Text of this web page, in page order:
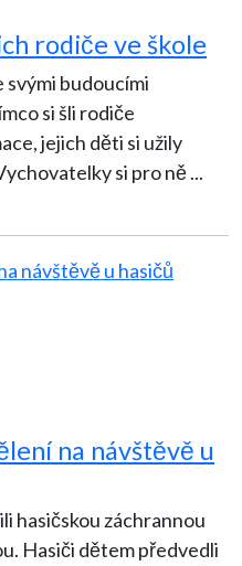
rodiče ve škole
svými budoucími
si šli rodiče
jejich děti si užily
si pro ně...
na návštěvě u
hasičskou záchrannou
Hasiči dětem předvedli